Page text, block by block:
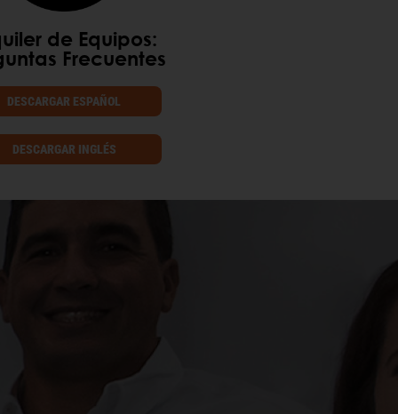
de Equipos:
Frecuentes
DESCARGAR ESPAÑOL
DESCARGAR INGLÉS